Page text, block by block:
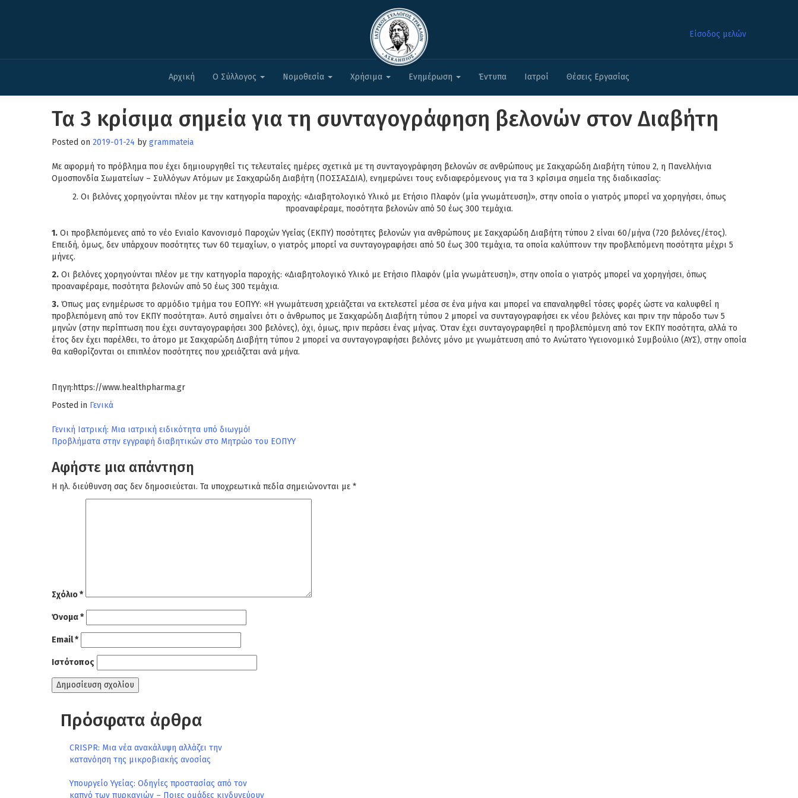
Είσοδος μελών
Αρχική Ο Σύλλογος Νομοθεσία Χρήσιμα Ενημέρωση Έντυπα Ιατροί Θέσεις Εργασίας
Τα 3 κρίσιμα σημεία για τη συνταγογράφηση βελονών στον Διαβήτη
Posted on 2019-01-24 by grammateia
Με αφορμή το πρόβλημα που έχει δημιουργηθεί τις τελευταίες ημέρες σχετικά με τη συνταγογράφηση βελονών σε ανθρώπους με Σακχαρώδη Διαβήτη τύπου 2, η Πανελλήνια
Ομοσπονδία Σωματείων – Συλλόγων Ατόμων με Σακχαρώδη Διαβήτη (ΠΟΣΣΑΣΔΙΑ), ενημερώνει τους ενδιαφερόμενους για τα 3 κρίσιμα σημεία της διαδικασίας:
2. Οι βελόνες χορηγούνται πλέον με την κατηγορία παροχής: «Διαβητολογικό Υλικό με Ετήσιο Πλαφόν (μία γνωμάτευση)», στην οποία ο γιατρός μπορεί να χορηγήσει, όπως
προαναφέραμε, ποσότητα βελονών από 50 έως 300 τεμάχια.
1. Οι προβλεπόμενες από το νέο Ενιαίο Κανονισμό Παροχών Υγείας (ΕΚΠΥ) ποσότητες βελονών για ανθρώπους με Σακχαρώδη Διαβήτη τύπου 2 είναι 60/μήνα (720 βελόνες/έτος).
Επειδή, όμως, δεν υπάρχουν ποσότητες των 60 τεμαχίων, ο γιατρός μπορεί να συνταγογραφήσει από 50 έως 300 τεμάχια, τα οποία καλύπτουν την προβλεπόμενη ποσότητα μέχρι 5
μήνες.
2. Οι βελόνες χορηγούνται πλέον με την κατηγορία παροχής: «Διαβητολογικό Υλικό με Ετήσιο Πλαφόν (μία γνωμάτευση)», στην οποία ο γιατρός μπορεί να χορηγήσει, όπως
προαναφέραμε, ποσότητα βελονών από 50 έως 300 τεμάχια.
3. Όπως μας ενημέρωσε το αρμόδιο τμήμα του ΕΟΠΥΥ: «Η γνωμάτευση χρειάζεται να εκτελεστεί μέσα σε ένα μήνα και μπορεί να επαναληφθεί τόσες φορές ώστε να καλυφθεί η
προβλεπόμενη από τον ΕΚΠΥ ποσότητα». Αυτό σημαίνει ότι ο άνθρωπος με Σακχαρώδη Διαβήτη τύπου 2 μπορεί να συνταγογραφήσει εκ νέου βελόνες και πριν την πάροδο των 5
μηνών (στην περίπτωση που έχει συνταγογραφήσει 300 βελόνες), όχι, όμως, πριν περάσει ένας μήνας. Όταν έχει συνταγογραφηθεί η προβλεπόμενη από τον ΕΚΠΥ ποσότητα, αλλά το
έτος δεν έχει παρέλθει, το άτομο με Σακχαρώδη Διαβήτη τύπου 2 μπορεί να συνταγογραφήσει βελόνες μόνο με γνωμάτευση από το Ανώτατο Υγειονομικό Συμβούλιο (ΑΥΣ), στην οποία
θα καθορίζονται οι επιπλέον ποσότητες που χρειάζεται ανά μήνα.
Πηγη:https://www.healthpharma.gr
Posted in Γενικά
Πλοήγηση
άρθρων
Γενική Ιατρική: Μια ιατρική ειδικότητα υπό διωγμό!
Προβλήματα στην εγγραφή διαβητικών στο Μητρώο του ΕΟΠΥΥ
Αφήστε μια απάντηση
Η ηλ. διεύθυνση σας δεν δημοσιεύεται. Τα υποχρεωτικά πεδία σημειώνονται με *
Σχόλιο*
Όνομα*
Email*
Ιστότοπος
Πρόσφατα άρθρα
CRISPR: Μια νέα ανακάλυψη αλλάζει την
κατανόηση της μικροβιακής ανοσίας
Υπουργείο Υγείας: Οδηγίες προστασίας από τον
καπνό των πυρκαγιών – Ποιες ομάδες κινδυνεύουν